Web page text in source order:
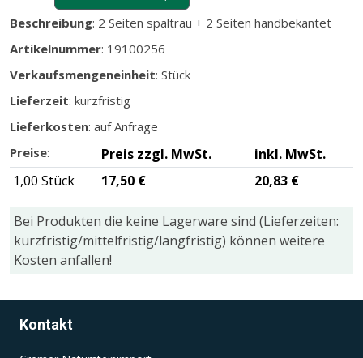
Beschreibung: 2 Seiten spaltrau + 2 Seiten handbekantet
Artikelnummer: 19100256
Verkaufsmengeneinheit: Stück
Lieferzeit: kurzfristig
Lieferkosten: auf Anfrage
Preise: Preis zzgl. MwSt.
inkl. MwSt.
1,00 Stück
17,50 € 20,83 €
Bei Produkten die keine Lagerware sind (Lieferzeiten:
kurzfristig/mittelfristig/langfristig) können weitere
Kosten anfallen!
Kontakt
der Website erforderlich.
CMS (Content Management System)
TYPO3
Name:
fe_typo_user
Wird für die unverwechselbare Identifizierung eines
Anwenders gesetzt. Es bietet dem Anwender
und im Sortiment
Cookie Laufzeit:
Dieser Cookie wird beim Schließen des Browsers
Einverständnis-Cookie